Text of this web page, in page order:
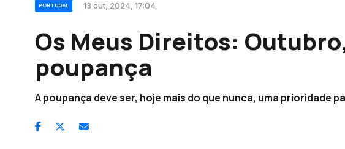
PORTUGAL 13 out, 2024, 17:04
Os Meus Direitos:
poupança
A poupança deve ser, hoje mais do que nunca, uma prioridade